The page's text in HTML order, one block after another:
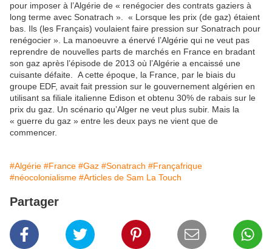
pour imposer à l’Algérie de « renégocier des contrats gaziers à
long terme avec Sonatrach ». « Lorsque les prix (de gaz) étaient
bas. Ils (les Français) voulaient faire pression sur Sonatrach pour
renégocier ». La manoeuvre a énervé l’Algérie qui ne veut pas
reprendre de nouvelles parts de marchés en France en bradant
son gaz après l’épisode de 2013 où l’Algérie a encaissé une
cuisante défaite. A cette époque, la France, par le biais du
groupe EDF, avait fait pression sur le gouvernement algérien en
utilisant sa filiale italienne Edison et obtenu 30% de rabais sur le
prix du gaz. Un scénario qu’Alger ne veut plus subir. Mais la
« guerre du gaz » entre les deux pays ne vient que de
commencer.
#Algérie #France #Gaz #Sonatrach #Françafrique
#néocolonialisme #Articles de Sam La Touch
Partager